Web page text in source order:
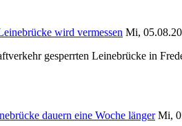
wird vermessen Mi,
gesperrten Leinebrücke in
dauern eine Woche länger Mi,